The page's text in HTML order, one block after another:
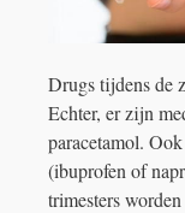
Drugs tijdens de
Echter, er zijn
paracetamol.
(ibuprofen of
trimesters